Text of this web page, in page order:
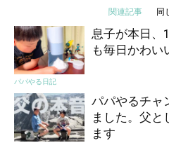
関連記事 同
パパやる日記
息子が本日、
も毎日かわい
パパやるチャ
ました。父と
ます